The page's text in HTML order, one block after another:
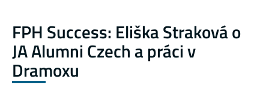
FPH Success: Eliška Straková o
JA Alumni Czech a práci v
Dramoxu